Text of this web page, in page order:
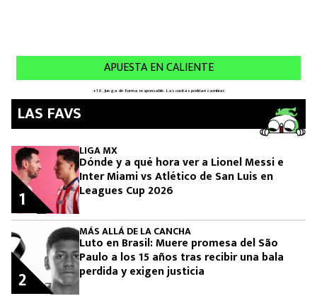
LAS FAVS
LIGA MX
Dónde y a qué hora ver a Lionel Messi e
Inter Miami vs Atlético de San Luis en
Leagues Cup 2026
1
MÁS ALLÁ DE LA CANCHA
Luto en Brasil: Muere promesa del São
Paulo a los 15 años tras recibir una bala
perdida y exigen justicia
2